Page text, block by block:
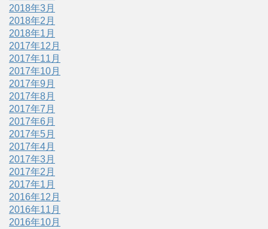
2018年3月
2018年2月
2018年1月
2017年12月
2017年11月
2017年10月
2017年9月
2017年8月
2017年7月
2017年6月
2017年5月
2017年4月
2017年3月
2017年2月
2017年1月
2016年12月
2016年11月
2016年10月